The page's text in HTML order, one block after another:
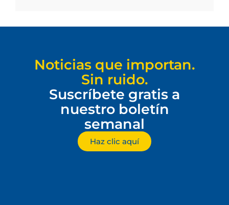
Noticias que importan.
Sin ruido.
Suscríbete gratis a
nuestro boletín
semanal
Haz clic aquí